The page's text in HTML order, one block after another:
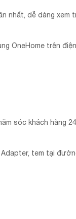
nhất, dễ dàng xem
OneHome trên
sóc khách hàng
tem tại